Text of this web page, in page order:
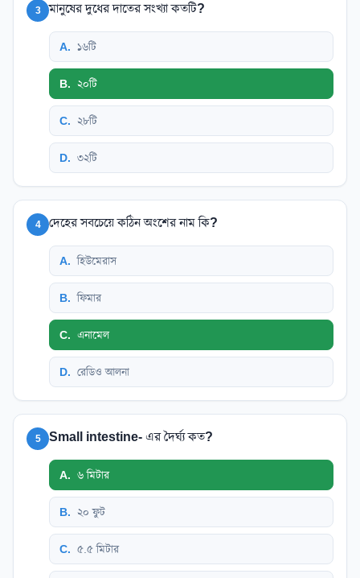
3 মানুষের দুধের দাতের সংখ্যা কতটি?
A. ১৬টি
B. ২০টি
C. ২৮টি
D. ৩২টি
4 দেহের সবচেয়ে কঠিন অংশের নাম কি?
A. হিউমেরাস
B. ফিমার
C. এনামেল
D. রেডিও আলনা
5 Small intestine- এর দৈর্ঘ্য কত?
A. ৬ মিটার
B. ২০ ফুট
C. ৫.৫ মিটার